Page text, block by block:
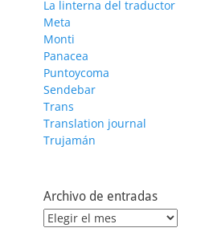
La linterna del traductor
Meta
Monti
Panacea
Puntoycoma
Sendebar
Trans
Translation journal
Trujamán
Archivo de entradas
Archivo